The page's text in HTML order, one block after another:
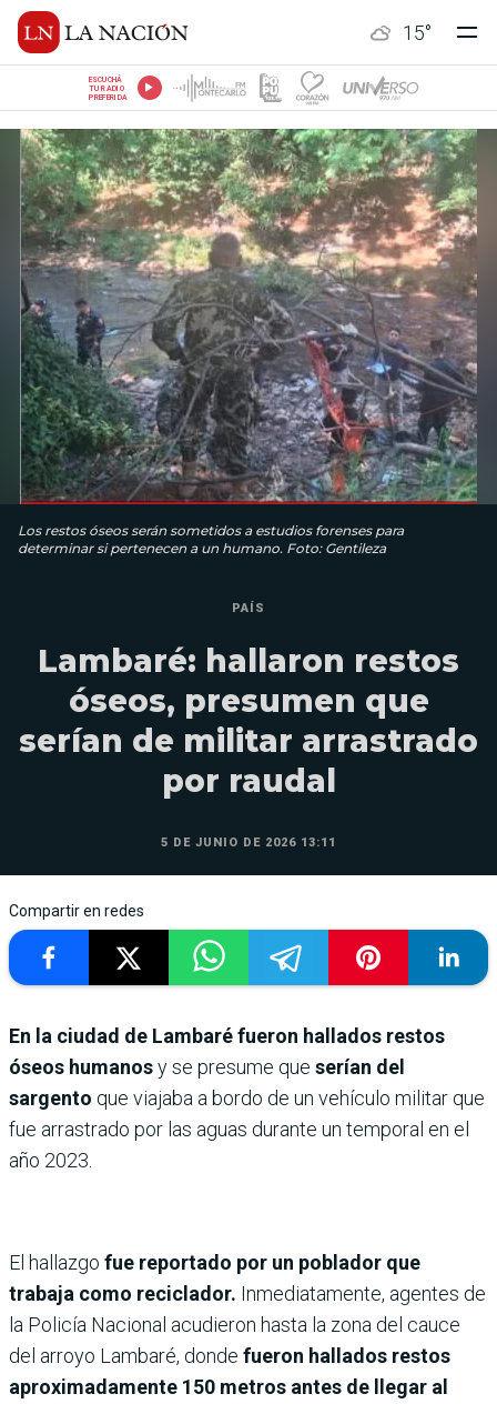
15°
ESCUCHÁ
TU RADIO
PREFERIDA
Los restos óseos serán sometidos a estudios forenses para
determinar si pertenecen a un humano. Foto: Gentileza
PAÍS
Lambaré: hallaron restos
óseos, presumen que
serían de militar arrastrado
por raudal
5 DE JUNIO DE 2026 13:11
Compartir en redes
En la ciudad de Lambaré fueron hallados restos
óseos humanosy se presume que serían del
sargento que viajaba a bordo de un vehículo militar que
fue arrastrado por las aguas durante un temporal en el
año 2023.
El hallazgo fue reportado por un poblador que
trabaja como reciclador. Inmediatamente, agentes de
la Policía Nacional acudieron hasta la zona del cauce
del arroyo Lambaré, donde fueron hallados restos
aproximadamente 150 metros antes de llegar al